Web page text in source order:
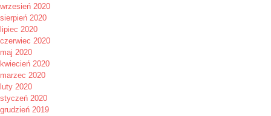
wrzesień 2020
sierpień 2020
lipiec 2020
czerwiec 2020
maj 2020
kwiecień 2020
marzec 2020
luty 2020
styczeń 2020
grudzień 2019